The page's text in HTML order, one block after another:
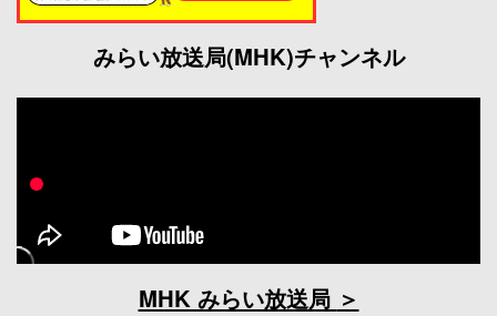
みらい放送局(MHK)チャンネル
MHK みらい放送局